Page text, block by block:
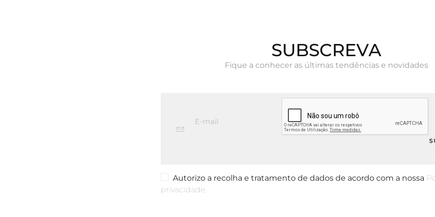
SUBSCREVA
Fique a conhecer as últimas tendências e novidades
Autorizo a recolha e tratamento de dados de acordo com a nossa
privacidade.